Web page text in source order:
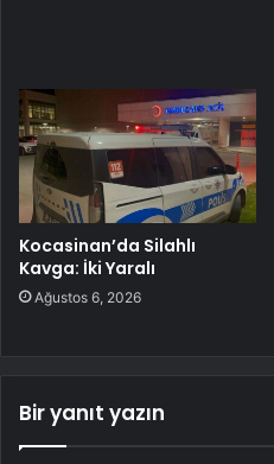
Kocasinan’da Silahlı
Kavga: İki Yaralı
Ağustos 6, 2026
Bir yanıt yazın